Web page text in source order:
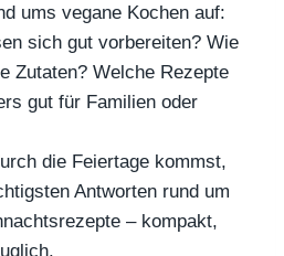
ums vegane Kochen auf:
sich gut vorbereiten? Wie
Zutaten? Welche Rezepte
gut für Familien oder
die Feiertage kommst,
Antworten rund um
– kompakt,